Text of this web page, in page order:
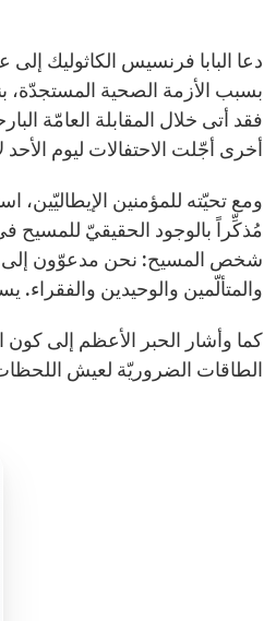
دعا البابا فرنسيس الكاثوليك
بسبب الأزمة الصحية المستجدّة،
أخرى أجّلت الاحتفالات ليوم
ومع تحيّته للمؤمنين الإيطاليّين،
مُذكِّراً بالوجود الحقيقيّ للمسيح
شخص المسيح: نحن مدعوّون إلى
والمتألّمين والوحيدين والفقراء.
كما وأشار الحبر الأعظم إلى كون
الطاقات الضروريّة لعيش